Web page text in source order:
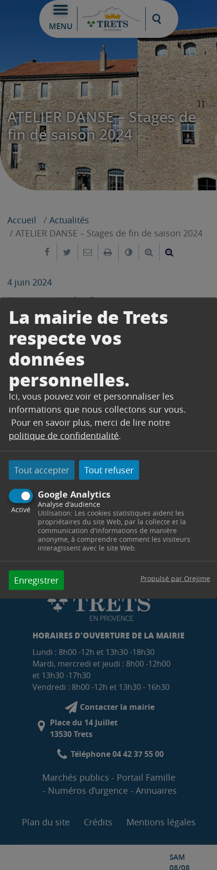
La mairie de Trets
respecte vos
données
personnelles.
Ici, vous pouvez voir et personnaliser les
informations que nous collectons sur vous.
Pour en savoir plus, merci de lire notre
politique de confidentialité.
Tout accepter Tout refuser
Google Analytics
Activé
Analyse d'audience
Utilisation: Les cookies statistiques aident les
propriétaires du site Web, par la collecte et la
communication d'informations de manière
anonyme, à comprendre comment les visiteurs
interagissent avec le site Web.
Enregistrer Propulsé par Orejime
MENU
Moteur de
SAM
08/08
ATELIER DANSE – Stages de
fin de saison 2024
Accueil
Actualités
ATELIER DANSE – Stages de fin de saison 2024
Partager sur Facebook
Partager sur Twitter
Envoyer par e-mail
ImprimerChanger leAgrandir le
4 juin 2024
L’association Atelier Danse vous propose ses
stages de fin de saison 2024
HORAIRES D'OUVERTURE DE LA MAIRIE
Lundi : 8h00 -12h et 13h30 -18h30
Mardi, mercredi et jeudi : 8h00 -12h00
et 13h30 -17h30
Vendredi : 8h00 -12h et 13h30 - 16h30
Contacter la mairie
Place du 14 Juillet
13530 Trets
Téléphone 04 42 37 55 00
Marchés publics
Portail Famille
Numéros d’urgence
Annuaires
Plan du site Crédits Mentions légales